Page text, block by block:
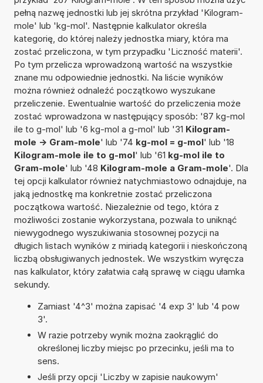
pełną nazwę jednostki lub jej skrótna przykład 'Kilogram-
mole' lub 'kg-mol'. Następnie kalkulator określa
kategorię, do której należy jednostka miary, która ma
zostać przeliczona, w tym przypadku 'Liczność materii'.
Po tym przelicza wprowadzoną wartość na wszystkie
znane mu odpowiednie jednostki. Na liście wyników
można również odnaleźć początkowo wyszukane
przeliczenie. Ewentualnie wartość do przeliczenia może
zostać wprowadzona w następujący sposób: '87 kg-mol
ile to g-mol' lub '6 kg-mol a g-mol' lub '31 Kilogram-
mole -> Gram-mole' lub '74 kg-mol = g-mol' lub '18
Kilogram-mole ile to g-mol' lub '61 kg-mol ile to
Gram-mole' lub '48 Kilogram-mole a Gram-mole'. Dla
tej opcji kalkulator również natychmiastowo odnajduje, na
jaką jednostkę ma konkretnie zostać przeliczona
początkowa wartość. Niezależnie od tego, która z
możliwości zostanie wykorzystana, pozwala to uniknąć
niewygodnego wyszukiwania stosownej pozycji na
długich listach wyników z miriadą kategorii i nieskończoną
liczbą obsługiwanych jednostek. We wszystkim wyręcza
nas kalkulator, który załatwia całą sprawę w ciągu ułamka
sekundy.
Zamiast '4^3' można zapisać '4 exp 3' lub '4 pow
3'.
W razie potrzeby wynik można zaokrąglić do
określonej liczby miejsc po przecinku, jeśli ma to
sens.
Jeśli przy opcji 'Liczby w zapisie naukowym'